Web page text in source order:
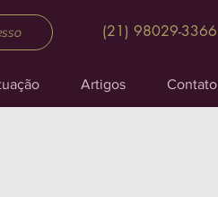
(21) 98029-3366
Artigos Contato